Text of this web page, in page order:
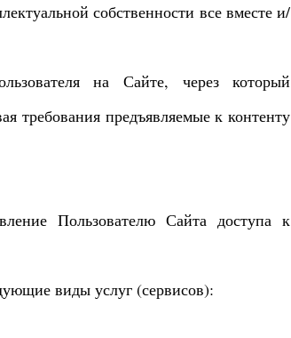
собственности все вместе и/
на Сайте, через который
требования предъявляемые к контенту
Пользователю Сайта доступа к
виды услуг (сервисов):